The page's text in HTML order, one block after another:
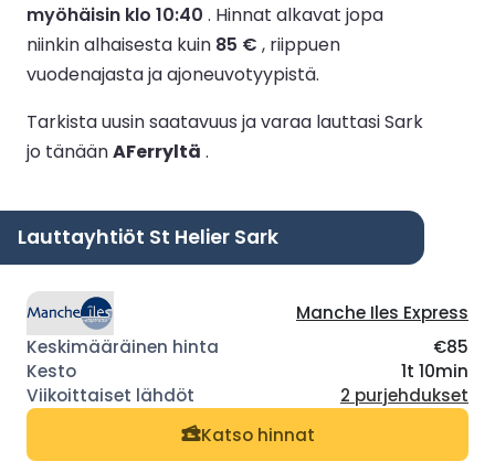
myöhäisin klo 10:40 . Hinnat alkavat jopa
niinkin alhaisesta kuin 85 € , riippuen
vuodenajasta ja ajoneuvotyypistä.
Tarkista uusin saatavuus ja varaa lauttasi Sark
jo tänäänAFerryltä .
Lauttayhtiöt St Helier Sark
Manche Iles Express
€85
1t 10min
2 purjehdukset
Katso hinnat